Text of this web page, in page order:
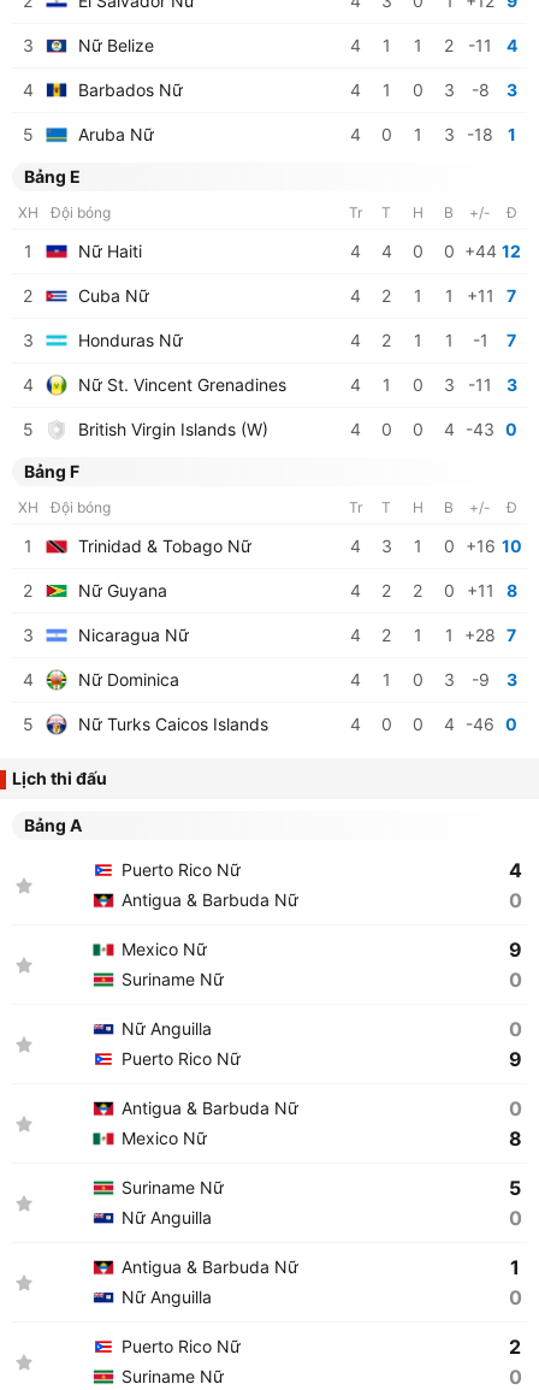
3 Nữ Belize 4 1 1 2 -11 4
4 Barbados Nữ 4 1 0 3 -8 3
5 Aruba Nữ 4 0 1 3 -18 1
Bảng E
XH Đội bóng Tr T H B +/- Đ
1 Nữ Haiti 4 4 0 0 +44 12
2 Cuba Nữ 4 2 1 1 +11 7
3 Honduras Nữ 4 2 1 1 -1 7
4 Nữ St. Vincent Grenadines 4 1 0 3 -11 3
5 British Virgin Islands (W) 4 0 0 4 -43 0
Bảng F
XH Đội bóng Tr T H B +/- Đ
1 Trinidad & Tobago Nữ 4 3 1 0 +16 10
2 Nữ Guyana 4 2 2 0 +11 8
3 Nicaragua Nữ 4 2 1 1 +28 7
4 Nữ Dominica 4 1 0 3 -9 3
5 Nữ Turks Caicos Islands 4 0 0 4 -46 0
Lịch thi đấu
Bảng A
Puerto Rico Nữ
Antigua & Barbuda Nữ
4
0
Mexico Nữ
Suriname Nữ
9
0
Nữ Anguilla
Puerto Rico Nữ
0
9
Antigua & Barbuda Nữ
Mexico Nữ
0
8
Suriname Nữ
Nữ Anguilla
5
0
Antigua & Barbuda Nữ
Nữ Anguilla
1
0
Puerto Rico Nữ
Suriname Nữ
2
0